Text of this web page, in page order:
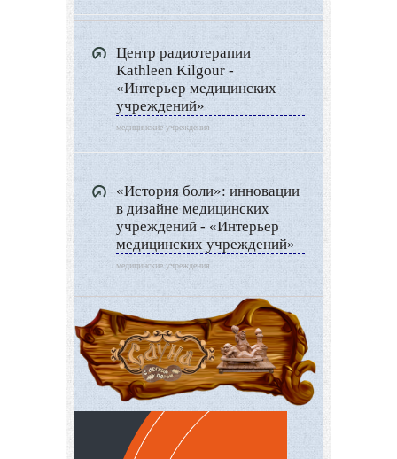
Центр радиотерапии
Kathleen Kilgour -
«Интерьер медицинских
учреждений»
медицинские учреждения
«История боли»: инновации
в дизайне медицинских
учреждений - «Интерьер
медицинских учреждений»
медицинские учреждения